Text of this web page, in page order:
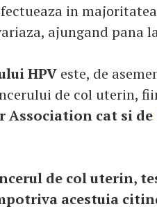
in
ajungand pana
HPV este, de
de col uterin,
Association cat si de
de col uterin,
acestuia